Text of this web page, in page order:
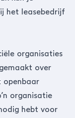
het leasebedrijf
organisaties
over
openbaar
organisatie
hebt voor